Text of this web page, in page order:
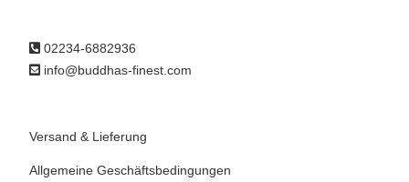
02234-6882936
info@buddhas-finest.com
Versand & Lieferung
Allgemeine Geschäftsbedingungen